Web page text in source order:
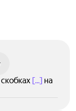
[...] на